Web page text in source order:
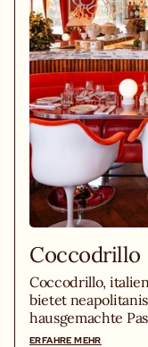
Coccodrillo
Coccodrillo,
bietet
hausgemachte
Küche in retro
ERFAHRE MEHR